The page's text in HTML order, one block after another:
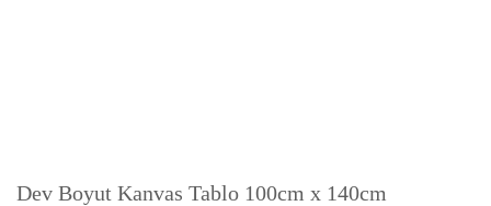
Dev Boyut Kanvas Tablo 100cm x 140cm